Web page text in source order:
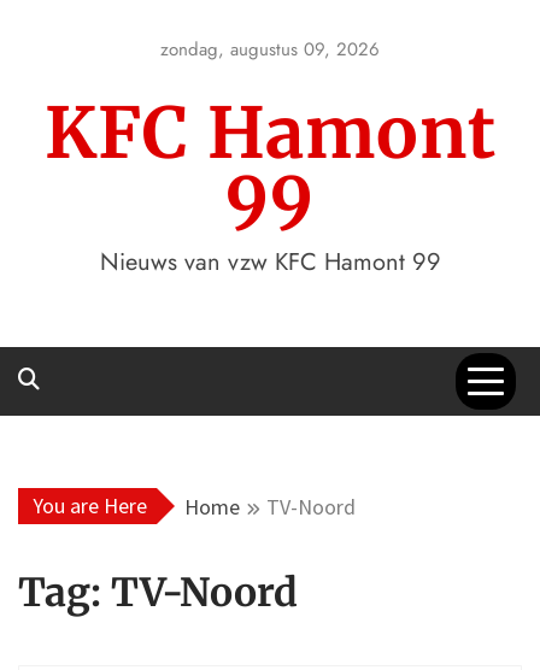
zondag, augustus 09, 2026
KFC Hamont
99
Nieuws van vzw KFC Hamont 99
You are Here Home TV-Noord
Tag: TV-Noord